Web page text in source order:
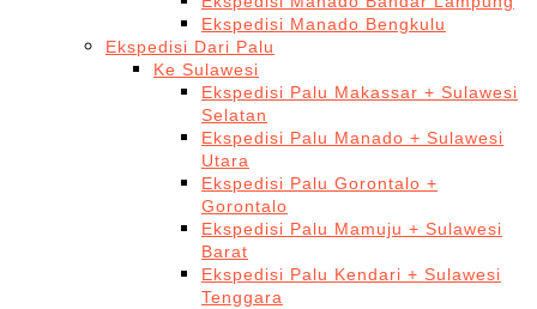
Ekspedisi Manado Bengkulu
Ekspedisi Dari Palu
Ke Sulawesi
Ekspedisi Palu Makassar + Sulawesi
Selatan
Ekspedisi Palu Manado + Sulawesi
Utara
Ekspedisi Palu Gorontalo +
Gorontalo
Ekspedisi Palu Mamuju + Sulawesi
Barat
Ekspedisi Palu Kendari + Sulawesi
Tenggara